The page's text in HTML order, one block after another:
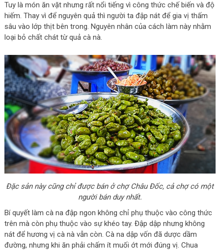
Tuy là món ăn vặt nhưng rất nổi tiếng vì công thức chế biến và độ
hiếm. Thay vì để nguyên quả thì người ta đập nát để gia vị thấm
sâu vào lớp thịt bên trong. Nguyên nhân của cách làm này nhằm
loại bỏ chất chát từ quả cà nà.
Đặc sản này cũng chỉ được bán ở chợ Châu Đốc, cả chợ có một
người bán duy nhất.
Bí quyết làm cà na đập ngon không chỉ phụ thuộc vào công thức
trên mà còn phụ thuộc vào sự khéo tay. Đập dập nhưng không
nát để hương vị cà nà vẫn còn. Cà na dập vốn đã dược dầm
đường, nhưng khi ăn phải chấm ít muối ớt mới đúng vị. Chua